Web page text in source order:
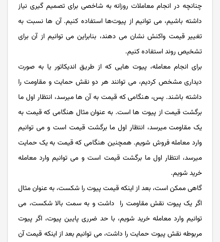
چنانچه در انجام معاملات روزانه به شاخصی برای تصمیم ‌گیری نیاز
داشته باشیم، می ‌توانیم از پیوت‌ها استفاده کنیم. آن ها نسبت به
تغییر قیمت واکنش نشان می‌ دهند، بنابراین می‌ توانیم از آن برای
تشخیص روند استفاده کنیم.
برای انجام معامله، پیوت هایی که از طریق اندیکاتور یا به صورت
دیداری مشخص کردیم، می توانند هر دو نقش حمایت و مقاومت را
داشته باشند. پس، هنگامی که قیمت به آن ها میرسد، انتظار اول ما
برگشت قیمت از پیوت ها است. به عنوان مثال هنگامی که قیمت به
یک مقاومت میرسد، انتظار اول ما برگشت قیمت است و می توانیم
وارد معامله فروش شویم. همچنین هنگامی که قیمت به یک حمایت
میرسد، انتظار اول ما برگشت قیمت است و می توانیم وارد معامله
خرید شویم.
گاهی ممکن است، بعد از اینکه قیمت پیوت را شکست، به عنوان مثال
اگر یک پیوت نقش مقاومت را داشت و به سمت بالا شکست، می
توانیم وارد معامله خرید شویم، با حد ضرری پایین پیوت، اگر پیوت
مربوطه نقش پیوت حمایت را داشت، می توانیم بعد از اینکه قیمت آن